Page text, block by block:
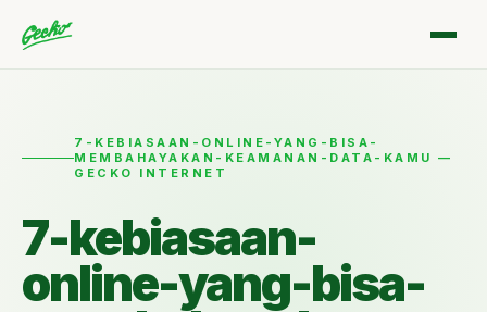
7-KEBIASAAN-ONLINE-YANG-BISA-
MEMBAHAYAKAN-KEAMANAN-DATA-KAMU —
GECKO INTERNET
7-kebiasaan-
online-yang-bisa-